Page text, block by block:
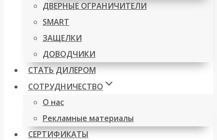
ДВЕРНЫЕ ОГРАНИЧИТЕЛИ
SMART
ЗАЩЕЛКИ
ДОВОДЧИКИ
СТАТЬ ДИЛЕРОМ
СОТРУДНИЧЕСТВО
О нас
Рекламные материалы
СЕРТИФИКАТЫ